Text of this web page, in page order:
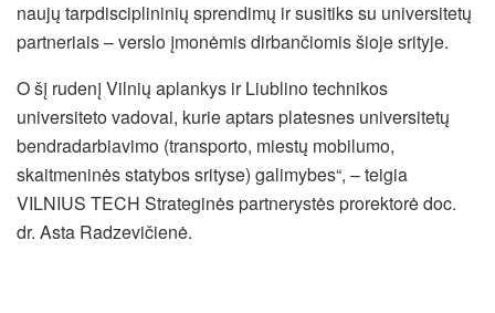
naujų tarpdisciplininių sprendimų ir susitiks su universitetų
partneriais – verslo įmonėmis dirbančiomis šioje srityje.
O šį rudenį Vilnių aplankys ir Liublino technikos
universiteto vadovai, kurie aptars platesnes universitetų
bendradarbiavimo (transporto, miestų mobilumo,
skaitmeninės statybos srityse) galimybes“, – teigia
VILNIUS TECH Strateginės partnerystės prorektorė doc.
dr. Asta Radzevičienė.